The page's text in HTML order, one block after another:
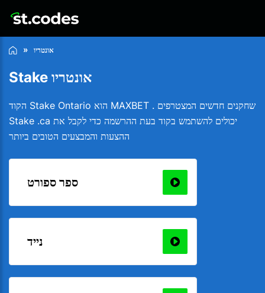
אונטריו
Stake אונטריו
הקוד Stake Ontario הוא MAXBET . שחקנים חדשים המצטרפים
Stake .ca יכולים להשתמש בקוד בעת ההרשמה כדי לקבל את
ההצעות והמבצעים הטובים ביותר
ספר ספורט
נייד